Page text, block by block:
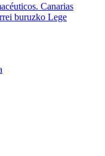
Canarias
buruzko Lege